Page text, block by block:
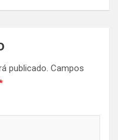
publicado. Campos